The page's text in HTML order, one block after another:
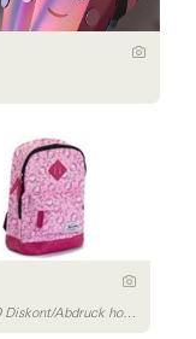
© PAGRO Diskont/Abdruck honorarfrei